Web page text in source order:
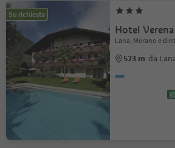
Su richiesta
Hotel Verena
Lana, Merano e
523 m da